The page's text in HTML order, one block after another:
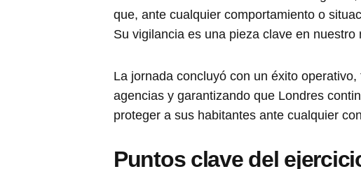
que, ante cualquier comportamiento o
Su vigilancia es una pieza clave en nuestro
La jornada concluyó con un éxito
agencias y garantizando que Londres
proteger a sus habitantes ante cualquier
Puntos clave del